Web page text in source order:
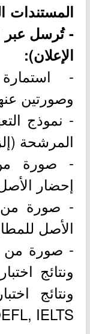
المستندات
- تُرسل عبر
الإعلان):
- استمارة
وصورتين
- نموذج
المرشحة
- صورة
إحضار
- صورة من
الأصل
- صورة من
ونتائج
IELTS).